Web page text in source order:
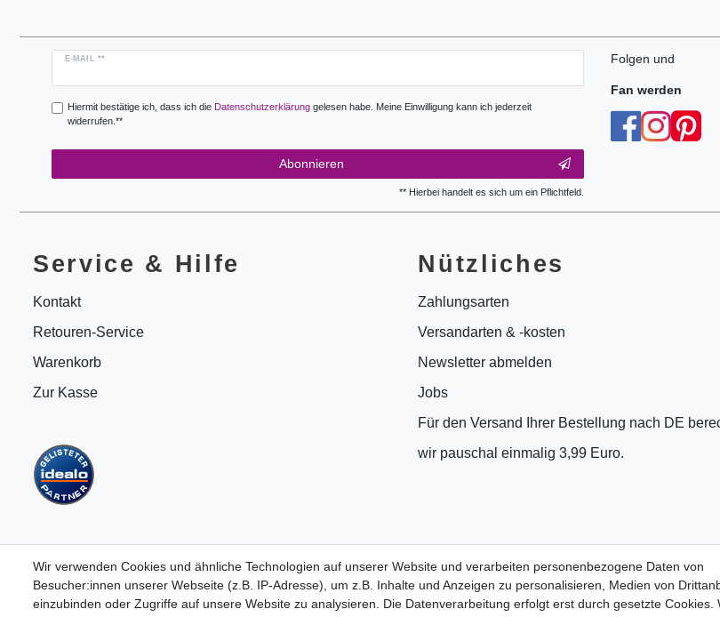
Wir verwenden Cookies und ähnliche Technologien auf unserer Website und verarbeiten personenbezogene Daten von
Besucher:innen unserer Webseite (z.B. IP-Adresse), um z.B. Inhalte und Anzeigen zu personalisieren, Medien von
einzubinden oder Zugriffe auf unsere Website zu analysieren. Die Datenverarbeitung erfolgt erst durch gesetzte Cookies.
E-MAIL **
Newsletter
Hiermit bestätige ich, dass ich die Daten­schutz­erklärunggelesen habe. Meine Einwilligung kann ich jederzeit
widerrufen.**
Abonnieren
** Hierbei handelt es sich um ein Pflichtfeld.
Folgen und
Fan werden
Service & Hilfe
Kontakt
Retouren-Service
Warenkorb
Zur Kasse
Nützliches
Zahlungsarten
Versandarten & -kosten
Newsletter abmelden
Jobs
Für den Versand Ihrer Bestellung nach DE
wir pauschal einmalig 3,99 Euro.